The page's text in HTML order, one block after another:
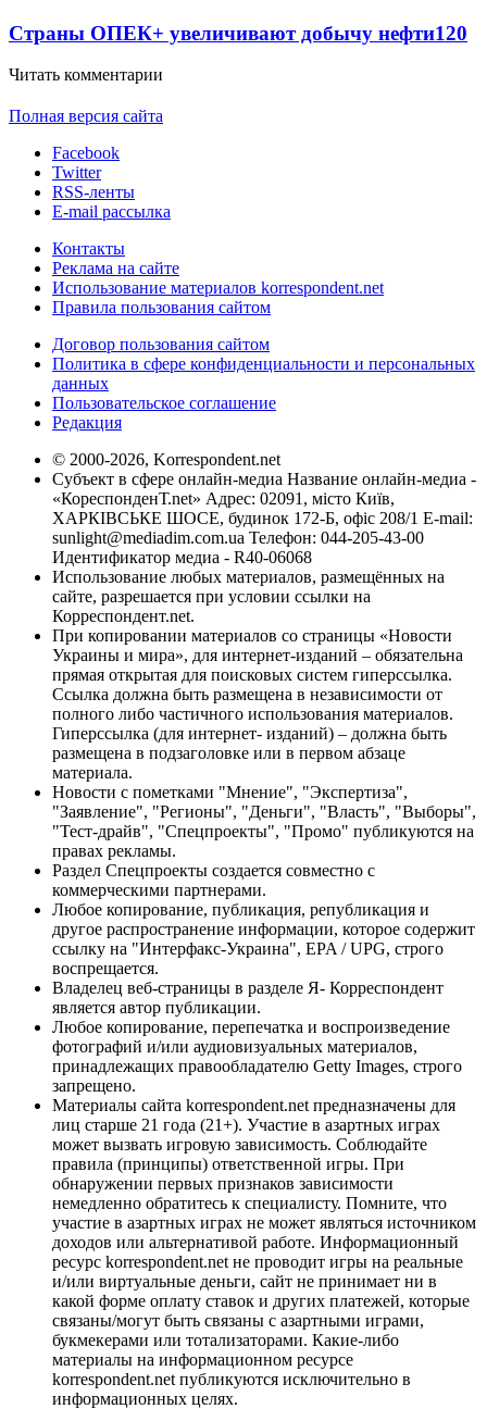
Страны ОПЕК+ увеличивают добычу нефти120
Читать комментарии
Полная версия сайта
Facebook
Twitter
RSS-ленты
E-mail рассылка
Контакты
Реклама на сайте
Использование материалов korrespondent.net
Правила пользования сайтом
Договор пользования сайтом
Политика в сфере конфиденциальности и персональных
данных
Пользовательское соглашение
Редакция
© 2000-2026, Korrespondent.net
Субъект в сфере онлайн-медиа Название онлайн-медиа -
«КореспонденТ.net» Адрес: 02091, місто Київ,
ХАРКІВСЬКЕ ШОСЕ, будинок 172-Б, офіс 208/1 E-mail:
sunlight@mediadim.com.ua Телефон: 044-205-43-00
Идентификатор медиа - R40-06068
Использование любых материалов, размещённых на
сайте, разрешается при условии ссылки на
Корреспондент.net.
При копировании материалов со страницы «Новости
Украины и мира», для интернет-изданий – обязательна
прямая открытая для поисковых систем гиперссылка.
Ссылка должна быть размещена в независимости от
полного либо частичного использования материалов.
Гиперссылка (для интернет- изданий) – должна быть
размещена в подзаголовке или в первом абзаце
материала.
Новости с пометками "Мнение", "Экспертиза",
"Заявление", "Регионы", "Деньги", "Власть", "Выборы",
"Тест-драйв", "Спецпроекты", "Промо" публикуются на
правах рекламы.
Раздел Спецпроекты создается совместно с
коммерческими партнерами.
Любое копирование, публикация, републикация и
другое распространение информации, которое содержит
ссылку на "Интерфакс-Украина", EPA / UPG, строго
воспрещается.
Владелец веб-страницы в разделе Я- Корреспондент
является автор публикации.
Любое копирование, перепечатка и воспроизведение
фотографий и/или аудиовизуальных материалов,
принадлежащих правообладателю Getty Images, строго
запрещено.
Материалы сайта korrespondent.net предназначены для
лиц старше 21 года (21+). Участие в азартных играх
может вызвать игровую зависимость. Соблюдайте
правила (принципы) ответственной игры. При
обнаружении первых признаков зависимости
немедленно обратитесь к специалисту. Помните, что
участие в азартных играх не может являться источником
доходов или альтернативой работе. Информационный
ресурс korrespondent.net не проводит игры на реальные
и/или виртуальные деньги, сайт не принимает ни в
какой форме оплату ставок и других платежей, которые
связаны/могут быть связаны с азартными играми,
букмекерами или тотализаторами. Какие-либо
материалы на информационном ресурсе
korrespondent.net публикуются исключительно в
информационных целях.